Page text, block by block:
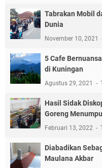
Tabrakan Mobil
Dunia
November 10, 2021
5 Cafe
di Kuningan
Agustus 29, 2021
Hasil Sidak
Goreng
Februari 13, 2022
Diabadikan
Maulana Akbar